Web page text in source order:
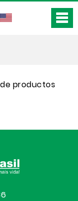
productos